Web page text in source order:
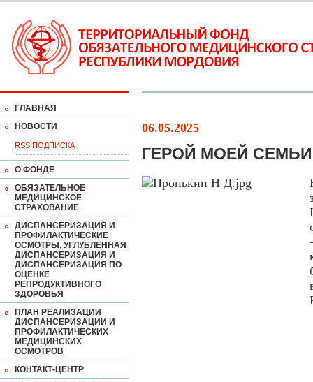
ГЛАВНАЯ
НОВОСТИ
RSS ПОДПИСКА
О ФОНДЕ
ОБЯЗАТЕЛЬНОЕ
МЕДИЦИНСКОЕ
СТРАХОВАНИЕ
ДИСПАНСЕРИЗАЦИЯ И
ПРОФИЛАКТИЧЕСКИЕ
ОСМОТРЫ, УГЛУБЛЕННАЯ
ДИСПАНСЕРИЗАЦИЯ И
ДИСПАНСЕРИЗАЦИЯ ПО
ОЦЕНКЕ
РЕПРОДУКТИВНОГО
ЗДОРОВЬЯ
ПЛАН РЕАЛИЗАЦИИ
ДИСПАНСЕРИЗАЦИИ И
ПРОФИЛАКТИЧЕСКИХ
МЕДИЦИНСКИХ
ОСМОТРОВ
КОНТАКТ-ЦЕНТР
06.05.2025
ГЕРОЙ МОЕЙ СЕМЬИ